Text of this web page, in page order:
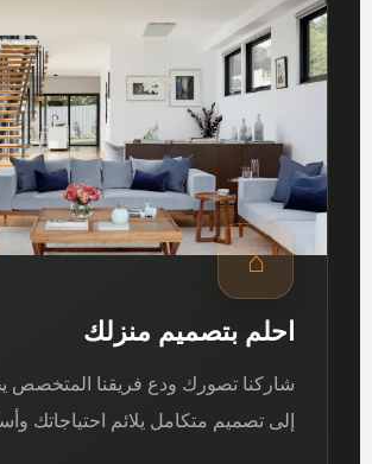
⌂
احلم بتصميم منزلك
شاركنا تصورك ودع فريقنا المتخصص
إلى تصميم متكامل يلائم احتياجاتك